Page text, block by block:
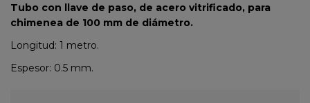
Tubo con llave de paso, de acero vitrificado, para
chimenea de 100 mm de diámetro.
Longitud: 1 metro.
Espesor: 0.5 mm.